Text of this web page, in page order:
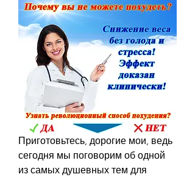
Приготовьтесь, дорогие мои, ведь
сегодня мы поговорим об одной
из самых душевных тем для